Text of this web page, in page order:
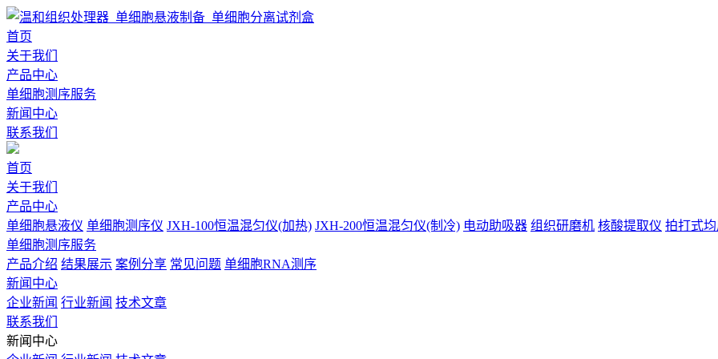
首页
关于我们
产品中心
单细胞测序服务
新闻中心
联系我们
首页
关于我们
产品中心
单细胞悬液仪 单细胞测序仪 JXH-100恒温混匀仪(加热) JXH-200恒温混匀仪(制冷) 电动助吸器 组织研磨机 核酸提取仪 拍打式
单细胞测序服务
产品介绍 结果展示 案例分享 常见问题 单细胞RNA测序
新闻中心
企业新闻 行业新闻 技术文章
联系我们
新闻中心